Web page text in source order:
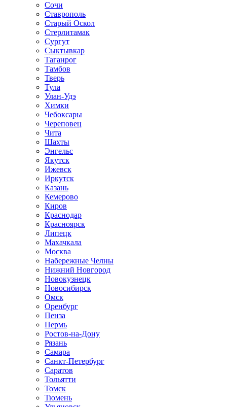
Сочи
Ставрополь
Старый Оскол
Стерлитамак
Сургут
Сыктывкар
Таганрог
Тамбов
Тверь
Тула
Улан-Удэ
Химки
Чебоксары
Череповец
Чита
Шахты
Энгельс
Якутск
Ижевск
Иркутск
Казань
Кемерово
Киров
Краснодар
Красноярск
Липецк
Махачкала
Москва
Набережные Челны
Нижний Новгород
Новокузнецк
Новосибирск
Омск
Оренбург
Пенза
Пермь
Ростов-на-Дону
Рязань
Самара
Санкт-Петербург
Саратов
Тольятти
Томск
Тюмень